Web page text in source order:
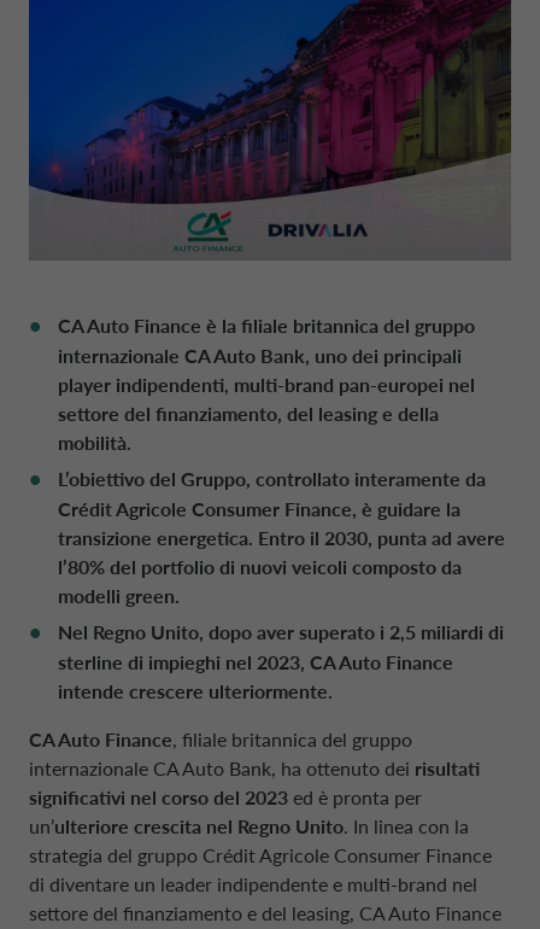
DATI SOCIETARI
CAREERS
DIGITAL FACTORY
CONTO DEPOSITO
PRESTITI PERSONALI
CA AUTO PAY
MOBILITÀ ELETTRICA
MOBILITY STORE
MANAGEMENT
SISTEMA DEI CONTROLLI INTERNI
ORGANISMO DI VIGILANZA
STATUTO
POLITICHE DI REMUNERAZIONE
STRATEGIA FINANZIARIA
PRESENTAZIONI
EUROPEAN BENCHMARKS
SOSTENIBILITÀ
ITALIANO
CA AUTO BANK GROUP
FRANCIA CA AUTO BANK
GERMANIA CA AUTO BANK
GRECIA CA AUTO BANK
IRLANDA CA AUTO BANK
ITALIA CA AUTO BANK
PAESI BASSI CA AUTO FINANCE
POLONIA CA AUTO BANK
PORTOGALLO CA AUTO BANK
SPAGNA CA AUTO BANK
SVEZIA CA AUTO FINANCE
CA Auto Finance è la filiale britannica del gruppo
internazionale CA Auto Bank, uno dei principali
player indipendenti, multi-brand pan-europei nel
settore del finanziamento, del leasing e della
mobilità.
L’obiettivo del Gruppo, controllato interamente da
Crédit Agricole Consumer Finance, è guidare la
transizione energetica. Entro il 2030, punta ad avere
l’80% del portfolio di nuovi veicoli composto da
modelli green.
Nel Regno Unito, dopo aver superato i 2,5 miliardi di
sterline di impieghi nel 2023, CA Auto Finance
intende crescere ulteriormente.
CA Auto Finance, filiale britannica del gruppo
internazionale CA Auto Bank, ha ottenuto dei risultati
significativi nel corso del 2023 ed è pronta per
un’ulteriore crescita nel Regno Unito. In linea con la
strategia del gruppo Crédit Agricole Consumer Finance
di diventare un leader indipendente e multi-brand nel
settore del finanziamento e del leasing, CA Auto Finance